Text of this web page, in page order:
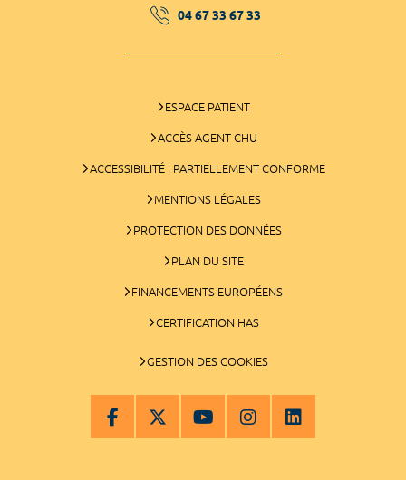
04 67 33 67 33
ESPACE PATIENT
ACCÈS AGENT CHU
ACCESSIBILITÉ : PARTIELLEMENT CONFORME
MENTIONS LÉGALES
PROTECTION DES DONNÉES
PLAN DU SITE
FINANCEMENTS EUROPÉENS
CERTIFICATION HAS
GESTION DES COOKIES